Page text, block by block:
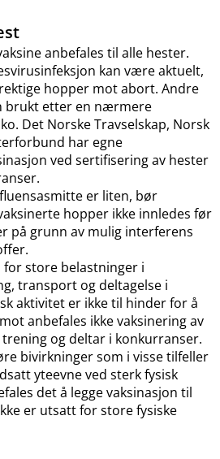
anbefales til alle hester.
kan være aktuelt,
hopper mot abort. Andre
brukt etter en nærmere
Det Norske Travselskap, Norsk
har egne
ved sertifisering av hester
er liten, bør
hopper ikke innledes før
på grunn av mulig interferens
store belastninger i
transport og deltagelse i
aktivitet er ikke til hinder for å
anbefales ikke vaksinering av
og deltar i konkurranser.
bivirkninger som i visse tilfeller
yteevne ved sterk fysisk
det å legge vaksinasjon til
er utsatt for store fysiske